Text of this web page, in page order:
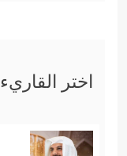
اختر القاريء